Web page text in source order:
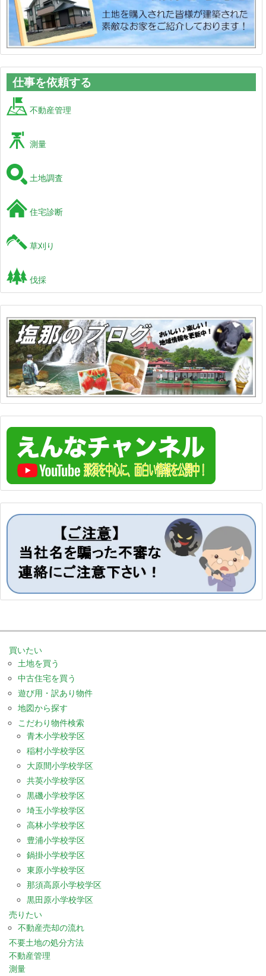
仕事を依頼する
不動産管理
測量
土地調査
住宅診断
草刈り
伐採
買いたい
土地を買う
中古住宅を買う
遊び用・訳あり物件
地図から探す
こだわり物件検索
青木小学校学区
稲村小学校学区
大原間小学校学区
共英小学校学区
黒磯小学校学区
埼玉小学校学区
高林小学校学区
豊浦小学校学区
鍋掛小学校学区
東原小学校学区
那須高原小学校学区
黒田原小学校学区
売りたい
不動産売却の流れ
不要土地の処分方法
不動産管理
測量